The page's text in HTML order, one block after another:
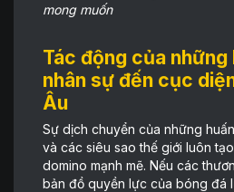
mong muốn
Tác động của những
nhân sự đến cục
Âu
Sự dịch chuyển của những
và các siêu sao thế giới luôn
domino mạnh mẽ. Nếu các
bản đồ quyền lực của bóng đá